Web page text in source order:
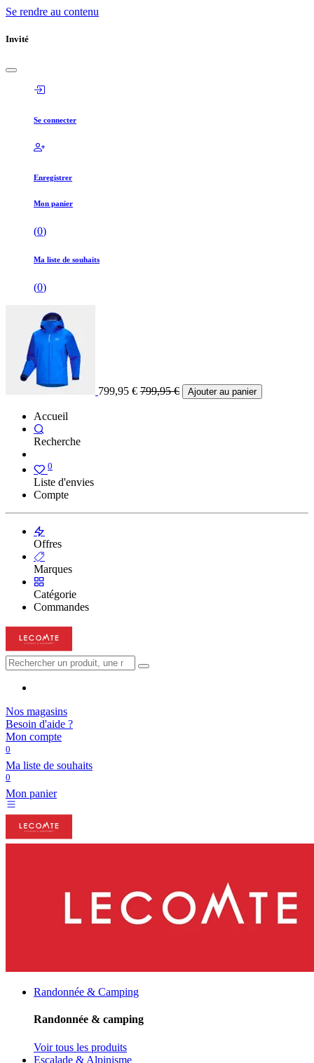
Se rendre au contenu
Invité
Se connecter
Enregistrer
Mon panier
(0)
Ma liste de souhaits
(0)
799,95 € 799,95€ Ajouter au panier
Accueil
Recherche
0
Liste d'envies
Compte
Offres
Marques
Catégorie
Commandes
Nos magasins
Besoin d'aide ?
Mon compte
0
Ma liste de souhaits
0
Mon panier
Randonnée & Camping
Randonnée & camping
Voir tous les produits
Escalade & Alpinisme